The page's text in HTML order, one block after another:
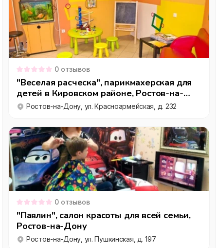
0 отзывов
"Веселая расческа", парикмахерская для
детей в Кировском районе, Ростов-на-
Дону
Ростов-на-Дону, ул. Красноармейская, д. 232
0 отзывов
"Павлин", салон красоты для всей семьи,
Ростов-на-Дону
Ростов-на-Дону, ул. Пушкинская, д. 197